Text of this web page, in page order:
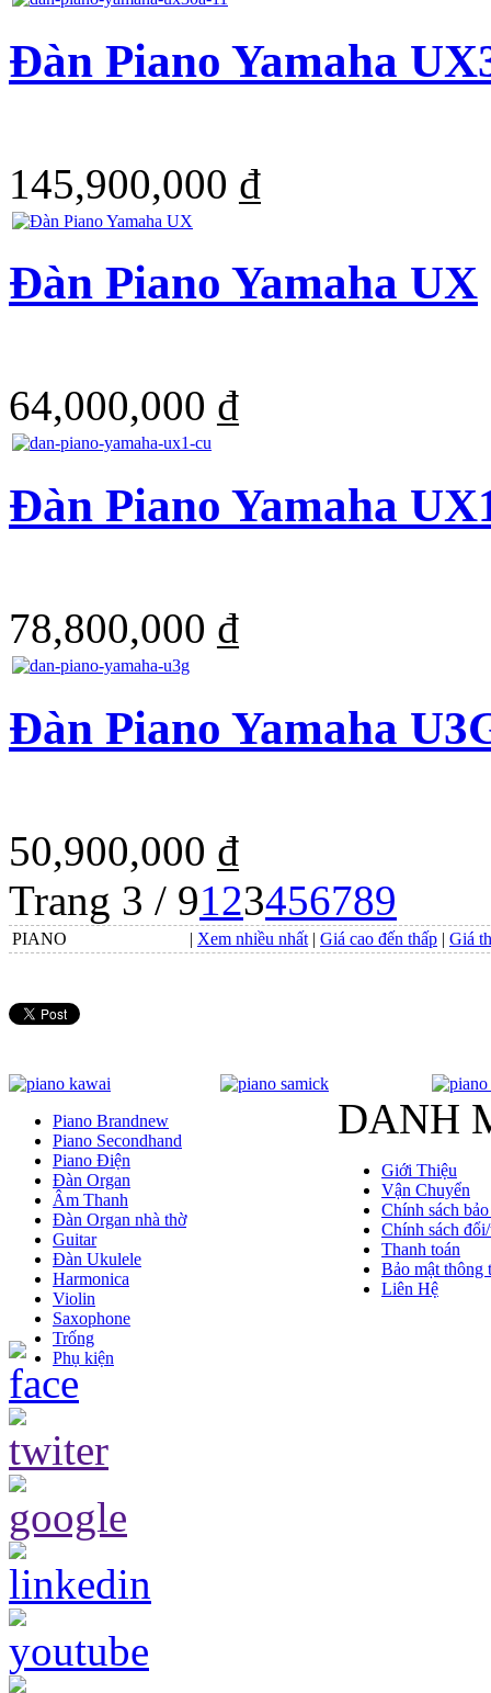
Đàn Piano Yamaha
145,900,000 ₫
Đàn Piano Yamaha UX
64,000,000 ₫
Đàn Piano Yamaha
78,800,000 ₫
Đàn Piano Yamaha
50,900,000 ₫
Trang 3 / 9123456789
PIANO | Xem nhiều nhất | Giá cao đến thấp | Giá
DANH
Piano Brandnew
Piano Secondhand
Piano Điện
Đàn Organ
Âm Thanh
Đàn Organ nhà thờ
Guitar
Đàn Ukulele
Harmonica
Violin
Saxophone
Trống
Phụ kiện
Giới Thiệu
Vận Chuyển
Chính sách
Chính sách
Thanh toán
Bảo mật thông
Liên Hệ